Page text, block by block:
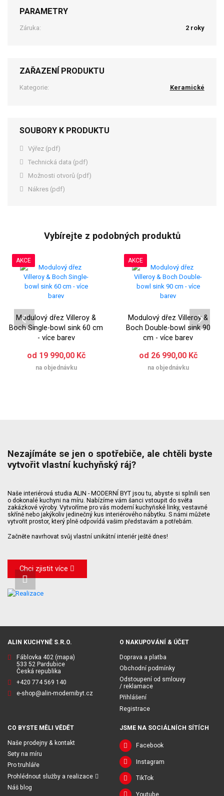
PARAMETRY
Záruka: 2 roky
ZAŘAZENÍ PRODUKTU
Kategorie: Keramické
SOUBORY K PRODUKTU
Výřez (pdf)
Technická data (pdf)
Možnosti otvorů (pdf)
Nákres (pdf)
Vybírejte z podobných produktů
AKCE
Modulový dřez Villeroy &
Boch Single-bowl sink 60 cm
- více barev
od 19 990,00 Kč
na objednávku
AKCE
Modulový dřez Villeroy &
Boch Double-bowl sink 90
cm - více barev
od 26 990,00 Kč
na objednávku
Nezajímáte se jen o spotřebiče, ale chtěli byste
vytvořit vlastní kuchyňský ráj?
Naše interiérová studia ALIN - MODERNÍ BYT jsou tu, abyste si splnili sen
o dokonalé kuchyni na míru. Nabízíme vám šanci vstoupit do světa
zakázkové výroby. Vytvoříme pro vás moderní kuchyňské linky, vestavné
skříně nebo jakýkoliv jedinečný kus interiérového nábytku. S námi můžete
vytvořit prostor, který plně odpovídá vašim představám a potřebám.
Začněte navrhovat svůj vlastní unikátní interiér ještě dnes!
Chci zjistit více
ALIN KUCHYNĚ S.R.O.
Fáblovka 402 (mapa)
533 52 Pardubice
Česká republika
+420 774 569 140
e-shop@alin-modernibyt.cz
O NAKUPOVÁNÍ & ÚČET
Doprava a platba
Obchodní podmínky
Odstoupení od smlouvy
/ reklamace
Přihlášení
Registrace
CO BYSTE MĚLI VĚDĚT
Naše prodejny & kontakt
Sety na míru
Pro truhláře
Prohlédnout služby a realizace
Náš blog
JSME NA SOCIÁLNÍCH SÍTÍCH
Facebook
Instagram
TikTok
Youtube